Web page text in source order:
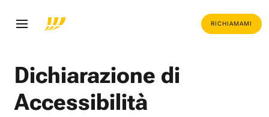
RICHIAMAMI
Dichiarazione di
Accessibilità